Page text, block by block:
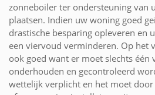
zonneboiler ter ondersteuning van
plaatsen. Indien uw woning goed
drastische besparing opleveren en
een viervoud verminderen. Op het
ook goed want er moet slechts één
onderhouden en gecontroleerd
wettelijk verplicht en het moet door